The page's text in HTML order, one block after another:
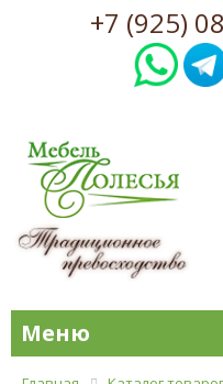
+7 (925)
Меню